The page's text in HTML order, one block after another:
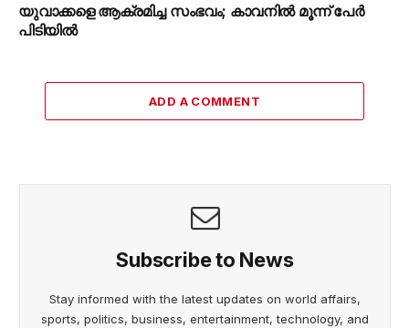
യുവാക്കളെ ആക്രമിച്ച സംഭവം; കാവനിൽ മൂന്ന് പേർ
പിടിയിൽ
ADD A COMMENT
Subscribe to News
Stay informed with the latest updates on world affairs,
sports, politics, business, entertainment, technology, and